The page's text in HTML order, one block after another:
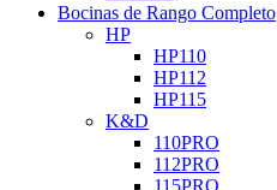
Bocinas de Rango Completo
HP
HP110
HP112
HP115
K&D
110PRO
112PRO
115PRO